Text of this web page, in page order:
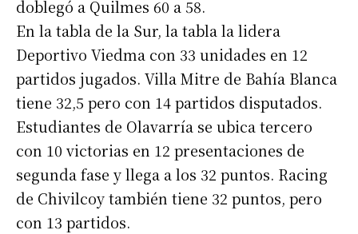
doblegó a Quilmes 60 a 58.
En la tabla de la Sur, la tabla la lidera
Deportivo Viedma con 33 unidades en 12
partidos jugados. Villa Mitre de Bahía Blanca
tiene 32,5 pero con 14 partidos disputados.
Estudiantes de Olavarría se ubica tercero
con 10 victorias en 12 presentaciones de
segunda fase y llega a los 32 puntos. Racing
de Chivilcoy también tiene 32 puntos, pero
con 13 partidos.